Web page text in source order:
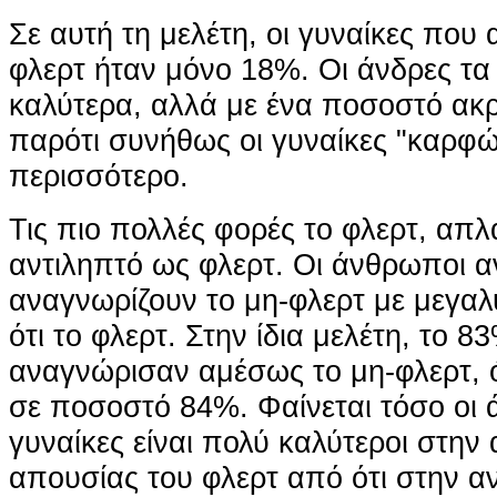
Σε αυτή τη μελέτη, οι γυναίκες
φλερτ ήταν μόνο 18%. Οι άνδρες
καλύτερα, αλλά με ένα ποσοστό
παρότι συνήθως οι γυναίκες
περισσότερο.
Τις πιο πολλές φορές το φλερτ,
αντιληπτό ως φλερτ. Οι άνθρωποι
αναγνωρίζουν το μη-φλερτ με
ότι το φλερτ. Στην ίδια μελέτη, το
αναγνώρισαν αμέσως το μη-φλερτ,
σε ποσοστό 84%. Φαίνεται τόσο οι
γυναίκες είναι πολύ καλύτεροι
απουσίας του φλερτ από ότι στην